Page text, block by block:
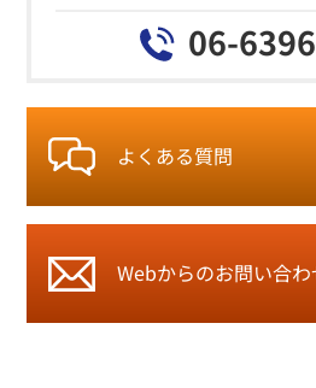
06-
よくある質問
Webからのお問い合わ